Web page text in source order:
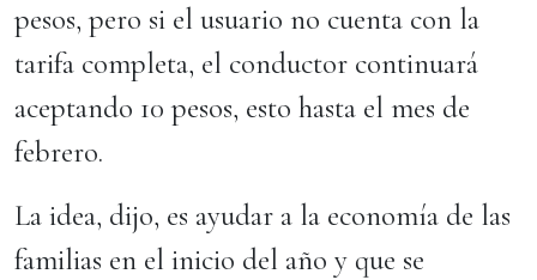
pesos, pero si el usuario no cuenta con la
tarifa completa, el conductor continuará
aceptando 10 pesos, esto hasta el mes de
febrero.
La idea, dijo, es ayudar a la economía de las
familias en el inicio del año y que se